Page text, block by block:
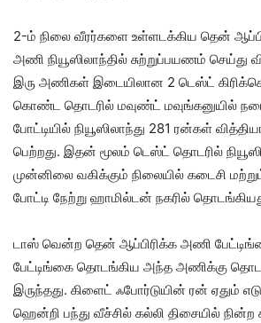
2-ம் நிலை வீரர்களை உள்ளடக்கிய தென்
அணி நியூஸிலாந்தில் சுற்றுப்பயணம் செய்து
இரு அணிகள் இடையிலான 2 டெஸ்ட்
கொண்ட தொடரில் மவுண்ட் மவுங்கனுயில்
போட்டியில் நியூஸிலாந்து 281 ரன்கள்
பெற்றது. இதன் மூலம் டெஸ்ட் தொடரில்
முன்னிலை வகிக்கும் நிலையில் கடைசி
போட்டி நேற்று ஹாமில்டன் நகரில்
டாஸ் வென்ற தென் ஆப்பிரிக்க அணி
பேட்டிங்கை தொடங்கிய அந்த அணிக்கு
இருந்தது. கிளைட் ஃபோர்டுயின் ரன் ஏதும்
ஹென்றி பந்து வீச்சில் கல்லி திசையில் நின்ற